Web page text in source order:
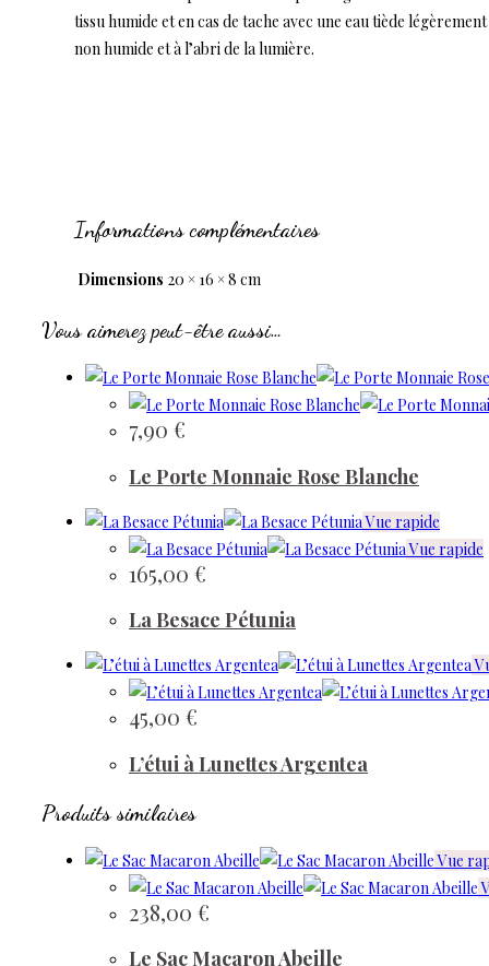
tissu humide et en cas de tache avec une eau tiède
non humide et à l’abri de la lumière.
Informations complémentaires
Dimensions 20 × 16 × 8 cm
Vous aimerez peut-être aussi…
7,90 €
Le Porte Monnaie Rose Blanche
Vue rapide
Vue rapide
165,00 €
La Besace Pétunia
45,00 €
L’étui à Lunettes Argentea
Produits similaires
Vue
238,00 €
Le Sac Macaron Abeille